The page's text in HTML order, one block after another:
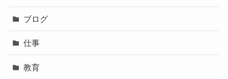
ブログ
仕事
教育